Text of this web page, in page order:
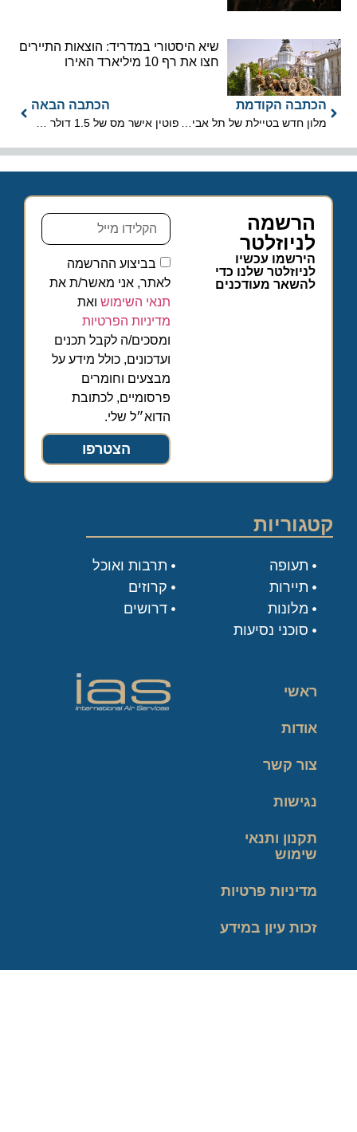
שיא היסטורי במדריד: הוצאות התיירים
חצו את רף 10 מיליארד האירו
הכתבה הקודמת הכתבה הבאה
הרשמה
לניוזלטר
הירשמו עכשיו
לניוזלטר שלנו כדי
להשאר מעודכנים
בביצוע ההרשמה
לאתר, אני מאשר/ת את
תנאי השימוש ואת
מדיניות הפרטיות
ומסכים/ה לקבל תכנים
ועדכונים, כולל מידע על
מבצעים וחומרים
פרסומיים, לכתובת
הדוא״ל שלי.
הצטרפו
קטגוריות
תעופה
תיירות
מלונות
סוכני נסיעות
תרבות ואוכל
קרוזים
דרושים
ראשי
אודות
צור קשר
נגישות
תקנון ותנאי
שימוש
מדיניות פרטיות
זכות עיון במידע